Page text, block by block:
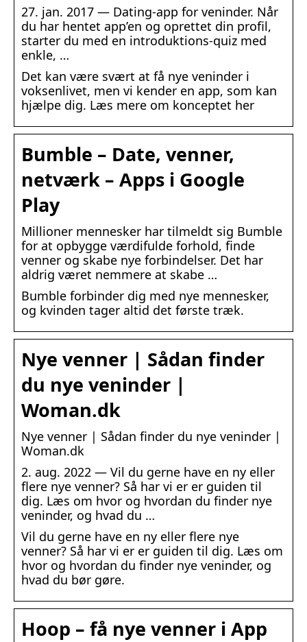
27. jan. 2017 — Dating-app for veninder. Når
du har hentet app’en og oprettet din profil,
starter du med en introduktions-quiz med
enkle, …
Det kan være svært at få nye veninder i
voksenlivet, men vi kender en app, som kan
hjælpe dig. Læs mere om konceptet her
Bumble – Date, venner,
netværk – Apps i Google
Play
Millioner mennesker har tilmeldt sig Bumble
for at opbygge værdifulde forhold, finde
venner og skabe nye forbindelser. Det har
aldrig været nemmere at skabe …
Bumble forbinder dig med nye mennesker,
og kvinden tager altid det første træk.
Nye venner | Sådan finder
du nye veninder |
Woman.dk
Nye venner | Sådan finder du nye veninder |
Woman.dk
2. aug. 2022 — Vil du gerne have en ny eller
flere nye venner? Så har vi er er guiden til
dig. Læs om hvor og hvordan du finder nye
veninder, og hvad du …
Vil du gerne have en ny eller flere nye
venner? Så har vi er er guiden til dig. Læs om
hvor og hvordan du finder nye veninder, og
hvad du bør gøre.
Hoop – få nye venner i App